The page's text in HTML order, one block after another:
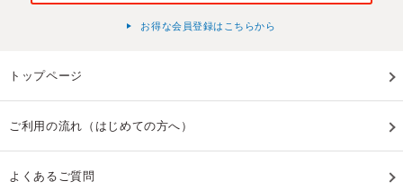
お得な会員登録はこちらから
トップページ
ご利用の流れ（はじめての方へ）
よくあるご質問